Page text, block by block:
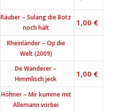
Räuber – Sulang die Botz
noch hält
1,00 €
Rheinländer – Op die
Welt (2009)
De Wanderer –
Himmlisch jeck
1,00 €
Höhner – Mir kumme mit
Allemann vorbei